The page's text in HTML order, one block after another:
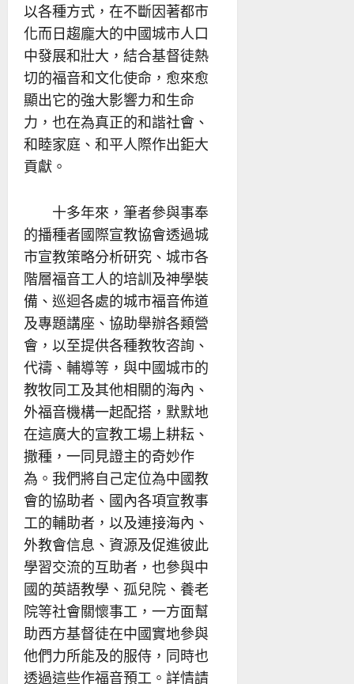
以各種方式，在不斷因著都市
化而日趨龐大的中國城市人口
中發展和壯大，結合基督徒熱
切的福音和文化使命，愈來愈
顯出它的強大影響力和生命
力，也在為真正的和諧社會、
和睦家庭、和平人際作出鉅大
貢獻。
十多年來，筆者參與事奉
的播種者國際宣教協會透過城
市宣教策略分析研究、城市各
階層福音工人的培訓及神學裝
備、巡迴各處的城市福音佈道
及專題講座、協助舉辦各類營
會，以至提供各種教牧咨詢、
代禱、輔導等，與中國城市的
教牧同工及其他相關的海內、
外福音機構一起配搭，默默地
在這廣大的宣教工場上耕耘、
撒種，一同見證主的奇妙作
為。我們將自己定位為中國教
會的協助者、國內各項宣教事
工的輔助者，以及連接海內、
外教會信息、資源及促進彼此
學習交流的互助者，也參與中
國的英語教學、孤兒院、養老
院等社會關懷事工，一方面幫
助西方基督徒在中國實地參與
他們力所能及的服侍，同時也
透過這些作福音預工。詳情請